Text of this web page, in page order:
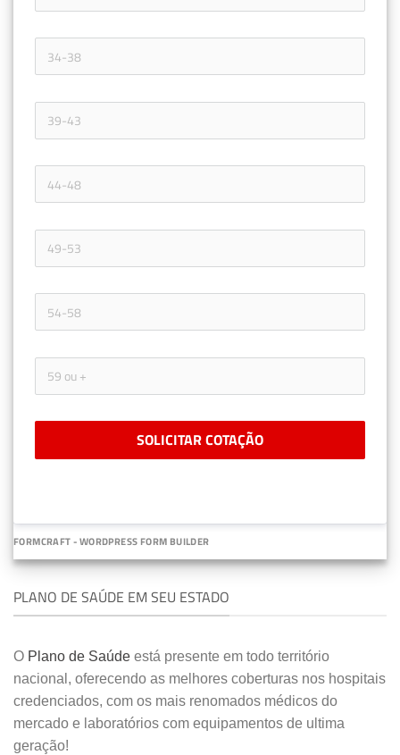
SOLICITAR COTAÇÃO
FORMCRAFT - WORDPRESS FORM BUILDER
PLANO DE SAÚDE EM SEU ESTADO
O Plano de Saúde está presente em todo território
nacional, oferecendo as melhores coberturas nos hospitais
credenciados, com os mais renomados médicos do
mercado e laboratórios com equipamentos de ultima
geração!